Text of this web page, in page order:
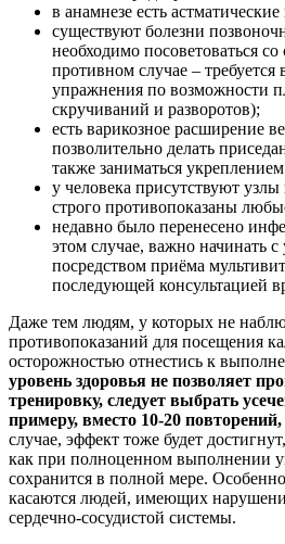
в анамнезе есть
существуют болезни
необходимо посоветоваться
противном случае – требуется
упражнения по возможности
скручиваний и разворотов);
есть варикозное расширение
позволительно делать
также заниматься
у человека присутствуют
строго противопоказаны
недавно было перенесено
этом случае, важно начинать
посредством приёма
последующей консультацией
Даже тем людям, у которых не
противопоказаний для посещения
осторожностью отнестись к
уровень здоровья не позволяет
тренировку, следует выбрать
примеру, вместо 10-20 повторений,
случае, эффект тоже будет
как при полноценном выполнении
сохранится в полной мере.
касаются людей, имеющих
сердечно-сосудистой системы.